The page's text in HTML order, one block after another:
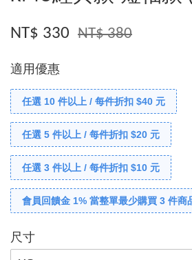
NT$ 330 NT$ 380
適用優惠
任選 10 件以上 / 每件折扣 $40 元
任選 5 件以上 / 每件折扣 $20 元
任選 3 件以上 / 每件折扣 $10 元
會員回饋金 1% 當整單最少購買 3 件商
尺寸